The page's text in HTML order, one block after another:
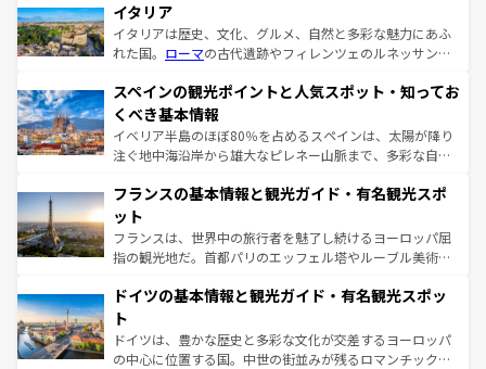
イタリア
イタリアは歴史、文化、グルメ、自然と多彩な魅力にあふ
れた国。 ローマの古代遺跡やフィレンツェのルネッサンス
ろん、トスカーナの美しい田園風景やアマルフィ海岸の絶
景など、自然景観も見逃せない。観光の合間には、本場の
ピザやパスタなど、絶品のイタリア料理を堪能することも
できる。朝目覚めてから夜眠るまで、すべての瞬間を楽し
なお、新着のイタリア情報はコンテンツ一覧を参照してほ
しい。
スペインの観光ポイントと人気スポット・知ってお
くべき基本情報
イベリア半島のほぼ80％を占めるスペインは、太陽が降り
注ぐ地中海沿岸から雄大なピレネー山脈まで、多彩な自然
文化が根付くこの国では、情熱的なフラメンコ、熱気あふ
れる闘牛、そして美味しいタパスが生活の一部となってい
る。首都マドリードの洗練された雰囲気や、バルセロナの
アートに溢れた街角から、地方では古代ローマ遺跡や中世
せる。地方によって風土や気候が異なるスペインはその個
ンテンツ一覧 を参照してほしい。
フランスの基本情報と観光ガイド・有名観光スポ
ット
フランスは、世界中の旅行者を魅了し続けるヨーロッパ屈
指の観光地だ。首都パリのエッフェル塔やルーブル美術館
で、幅広い魅力が詰まっている。華麗な宮殿、歴史的な大
聖堂、美しいビーチ、そして豊かな自然が、訪れる者を心
から魅了する。また、フランスは美食の国としても知ら
れ、フランス料理はユネスコ無形文化遺産にも登録されて
ドイツの基本情報と観光ガイド・有名観光スポッ
ト
ドイツは、豊かな歴史と多彩な文化が交差するヨーロッパ
の中心に位置する国。中世の街並みが残るロマンチック街